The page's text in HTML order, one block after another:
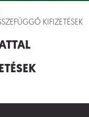
KIFIZETÉSEK